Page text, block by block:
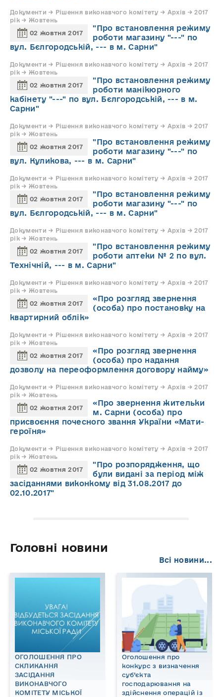
Документи → Рішення виконавчого комітету → Архів → 2017
рік → Жовтень
02 жовтня 2017
"Про встановлення режиму
роботи магазину "---" по
вул. Бєлгородській, --- в м. Сарни"
Документи → Рішення виконавчого комітету → Архів → 2017
рік → Жовтень
02 жовтня 2017
"Про встановлення режиму
роботи манікюрного
кабінету "---" по вул. Бєлгородській, --- в м.
Сарни"
Документи → Рішення виконавчого комітету → Архів → 2017
рік → Жовтень
02 жовтня 2017
"Про встановлення режиму
роботи магазину "---" по
вул. Куликова, --- в м. Сарни"
Документи → Рішення виконавчого комітету → Архів → 2017
рік → Жовтень
02 жовтня 2017
"Про встановлення режиму
роботи магазину "---" по
вул. Бєлгородській, --- в м. Сарни"
Документи → Рішення виконавчого комітету → Архів → 2017
рік → Жовтень
02 жовтня 2017
"Про встановлення режиму
роботи аптеки № 2 по вул.
Технічній, --- в м. Сарни"
Документи → Рішення виконавчого комітету → Архів → 2017
рік → Жовтень
02 жовтня 2017
«Про розгляд звернення
(особа) про постановку на
квартирний облік»
Документи → Рішення виконавчого комітету → Архів → 2017
рік → Жовтень
02 жовтня 2017
«Про розгляд звернення
(особа) про надання
дозволу на переоформлення договору найму»
Документи → Рішення виконавчого комітету → Архів → 2017
рік → Жовтень
02 жовтня 2017
«Про звернення жительки
м. Сарни (особа) про
присвоєння почесного звання України «Мати-
героїня»
Документи → Рішення виконавчого комітету → Архів → 2017
рік → Жовтень
02 жовтня 2017
"Про розпорядження, що
були видані за період між
засіданнями виконкому від 31.08.2017 до
02.10.2017"
Головні новини
Всі новини...
ОГОЛОШЕННЯ ПРО
СКЛИКАННЯ
ЗАСІДАННЯ
ВИКОНАВЧОГО
КОМІТЕТУ МІСЬКОЇ
Оголошення про
конкурс з визначення
суб’єкта
господарювання на
здійснення операцій із